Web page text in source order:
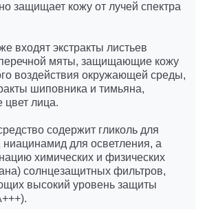
защищает кожу от лучей спектра
входят экстракты листьев
мяты, защищающие кожу
воздействия окружающей среды,
шиповника и тимьяна,
лица.
содержит гликоль для
для осветления, а
химических и физических
солнцезащитных фильтров,
высокий уровень защиты